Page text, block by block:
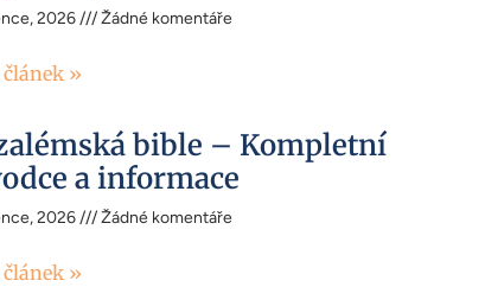
2026 Žádné komentáře
»
bible – Kompletní
a informace
2026 Žádné komentáře
»